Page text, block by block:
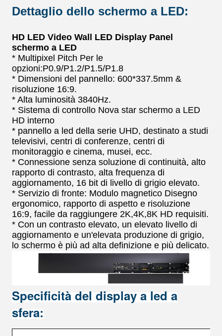
Dettaglio dello schermo a LED:
HD LED Video Wall LED Display Panel
schermo a LED
* Multipixel Pitch Per le
opzioni:P0.9/P1.2/P1.5/P1.8
* Dimensioni del pannello: 600*337.5mm &
risoluzione 16:9.
* Alta luminosità 3840Hz.
* Sistema di controllo Nova star schermo a LED
HD interno
* pannello a led della serie UHD, destinato a studi
televisivi, centri di conferenze, centri di
monitoraggio e cinema, musei, ecc.
* Connessione senza soluzione di continuità, alto
rapporto di contrasto, alta frequenza di
aggiornamento, 16 bit di livello di grigio elevato.
* Servizio di fronte: Modulo magnetico Disegno
ergonomico, rapporto di aspetto e risoluzione
16:9, facile da raggiungere 2K,4K,8K HD requisiti.
* Con un contrasto elevato, un elevato livello di
aggiornamento e un'elevata produzione di grigio,
lo schermo è più ad alta definizione e più delicato.
Specificità del display a led a
sfera: